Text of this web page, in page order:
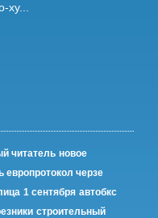
читатель новое
европротокол черзе
1 сентября автобкс
строительный